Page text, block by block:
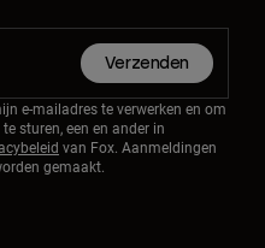
Verzenden
e-mailadres te verwerken en om
sturen, een en ander in
van Fox. Aanmeldingen
gemaakt.